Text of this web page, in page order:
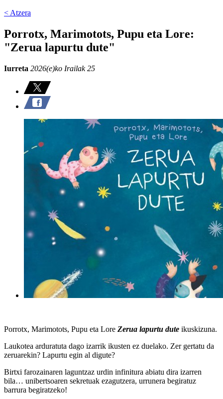
< Atzera
Porrotx, Marimotots, Pupu eta Lore:
"Zerua lapurtu dute"
Iurreta 2026(e)ko Irailak 25
Porrotx, Marimotots, Pupu eta Lore Zerua lapurtu dute ikuskizuna.
Laukotea arduratuta dago izarrik ikusten ez duelako. Zer gertatu da
zeruarekin? Lapurtu egin al digute?
Birtxi farozainaren laguntzaz urdin infinitura abiatu dira izarren
bila… unibertsoaren sekretuak ezagutzera, urrunera begiratuz
barrura begiratzeko!